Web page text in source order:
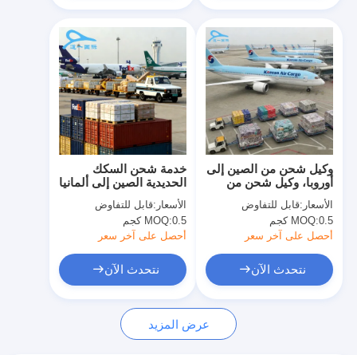
المنتجات
حول بنا
جولة في المعمل
ضبط الجودة
اتصل بنا
أخبار
جميع القضايا
خدمة شحن السكك
الحديدية الصين إلى ألمانيا
خدمات شحن البحر
الدولي
الأسعار:قابل للتفاوض
MOQ:0.5 كجم
أحصل على آخر سعر
نتحدث الآن
وكيل شحن من الصين إلى
أوروبا، وكيل شحن من
الباب إلى الباب
الأسعار:قابل للتفاوض
MOQ:0.5 كجم
أحصل على آخر سعر
نتحدث الآن
عرض المزيد